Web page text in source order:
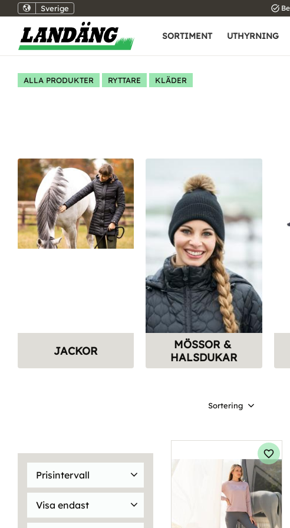
Sverige task_alt
SORTIMENT UTHYRNING
ALLA PRODUKTER RYTTARE KLÄDER
JACKOR
MÖSSOR &
HALSDUKAR
Prisintervall
29 2 999
Visa endast
Finns i lager 231